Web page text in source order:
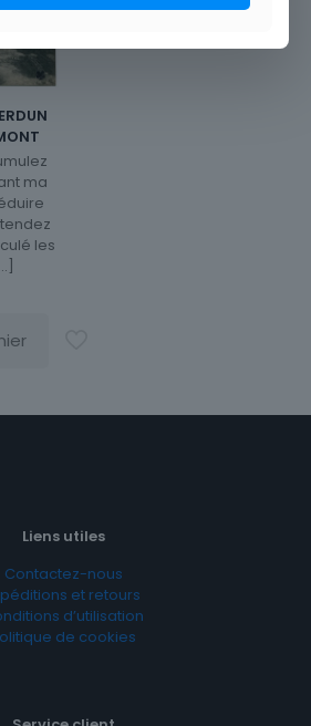
ma
les
Liens utiles
Contactez-nous
et retours
d’utilisation
de cookies